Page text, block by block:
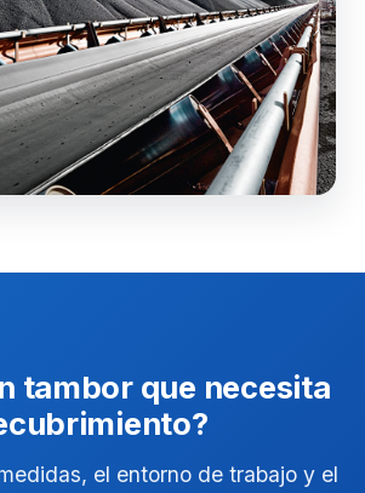
tambor que necesita
el entorno de trabajo y el